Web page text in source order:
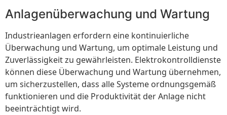
Anlagenüberwachung und Wartung
Industrieanlagen erfordern eine kontinuierliche
Überwachung und Wartung, um optimale Leistung und
Zuverlässigkeit zu gewährleisten. Elektrokontrolldienste
können diese Überwachung und Wartung übernehmen,
um sicherzustellen, dass alle Systeme ordnungsgemäß
funktionieren und die Produktivität der Anlage nicht
beeinträchtigt wird.